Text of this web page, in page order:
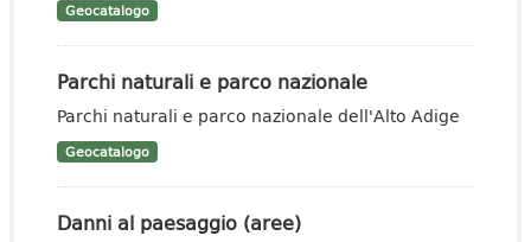
Geocatalogo
Parchi naturali e parco nazionale
Parchi naturali e parco nazionale dell'Alto Adige
Geocatalogo
Danni al paesaggio (aree)